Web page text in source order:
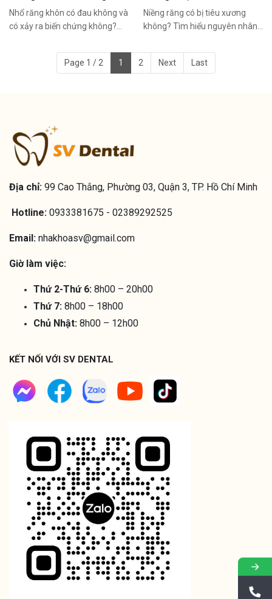
khi nhổ không ? NHA KHOA
SV ,Quận 3
Nhổ răng khôn có đau không và
có xảy ra biến chứng không?
chi tiết, thực hiện an toàn, nhẹ
nhàng, công nghệ hiện đại. Liên
Quận 3
Niềng răng có bị tiêu xương
không? Tìm hiểu nguyên nhân,
từ bác sĩ tại Nha khoa SV –
Quận 3. Cam kết chỉnh nha an
Page 1 / 2 1 2 Next Last
KẾT NỐI VỚI SV DENTAL
Địa chỉ: 99 Cao Thắng, Phường 03, Quận 3, TP. Hồ Chí Minh
Hotline: 0933381675 - 02389292525
Email: nhakhoasv@gmail.com
Giờ làm việc:
Thứ 2-Thứ 6: 8h00 – 20h00
Thứ 7: 8h00 – 18h00
Chủ Nhật: 8h00 – 12h00